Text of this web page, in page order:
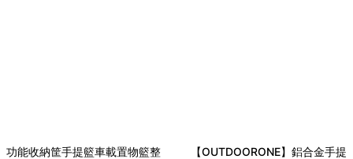
功能收納筐手提籃車載置物籃整
【OUTDOORONE】鋁合金手提